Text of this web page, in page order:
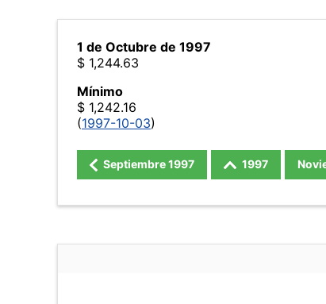
1 de Octubre de 1997
$ 1,244.63
Mínimo
$ 1,242.16
(1997-10-03)
Septiembre1997 1997